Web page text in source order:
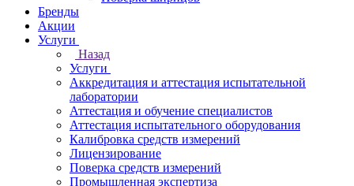
Бренды
Акции
Услуги
Назад
Услуги
Аккредитация и аттестация испытательной
лаборатории
Аттестация и обучение специалистов
Аттестация испытательного оборудования
Калибровка средств измерений
Лицензирование
Поверка средств измерений
Промышленная экспертиза